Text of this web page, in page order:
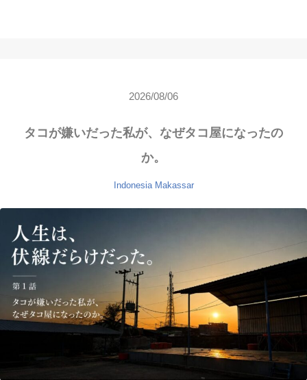
2026/08/06
タコが嫌いだった私が、なぜタコ屋になったの
か。
Indonesia Makassar